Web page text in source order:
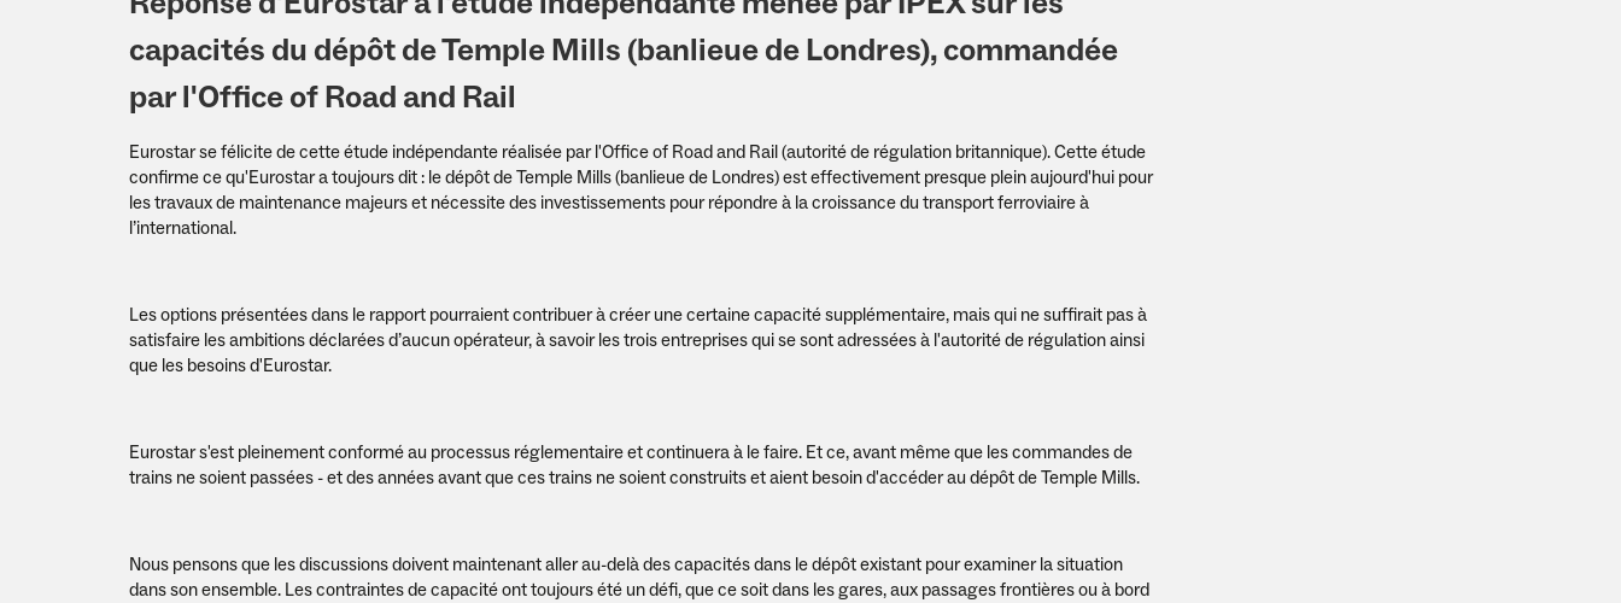
capacités du dépôt de Temple Mills (banlieue de Londres), commandée
par l'Office of Road and Rail
Eurostar se félicite de cette étude indépendante réalisée par l'Office of Road and Rail (autorité de régulation britannique). Cette étude
confirme ce qu'Eurostar a toujours dit : le dépôt de Temple Mills (banlieue de Londres) est effectivement presque plein aujourd'hui pour
les travaux de maintenance majeurs et nécessite des investissements pour répondre à la croissance du transport ferroviaire à
l’international.
Les options présentées dans le rapport pourraient contribuer à créer une certaine capacité supplémentaire, mais qui ne suffirait pas à
satisfaire les ambitions déclarées d’aucun opérateur, à savoir les trois entreprises qui se sont adressées à l'autorité de régulation ainsi
que les besoins d'Eurostar.
Eurostar s'est pleinement conformé au processus réglementaire et continuera à le faire. Et ce, avant même que les commandes de
trains ne soient passées - et des années avant que ces trains ne soient construits et aient besoin d'accéder au dépôt de Temple Mills.
Nous pensons que les discussions doivent maintenant aller au-delà des capacités dans le dépôt existant pour examiner la situation
dans son ensemble. Les contraintes de capacité ont toujours été un défi, que ce soit dans les gares, aux passages frontières ou à bord